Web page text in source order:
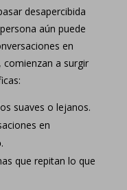
desapercibida
aún puede
en
a surgir
suaves o lejanos.
en
.
que repitan lo que